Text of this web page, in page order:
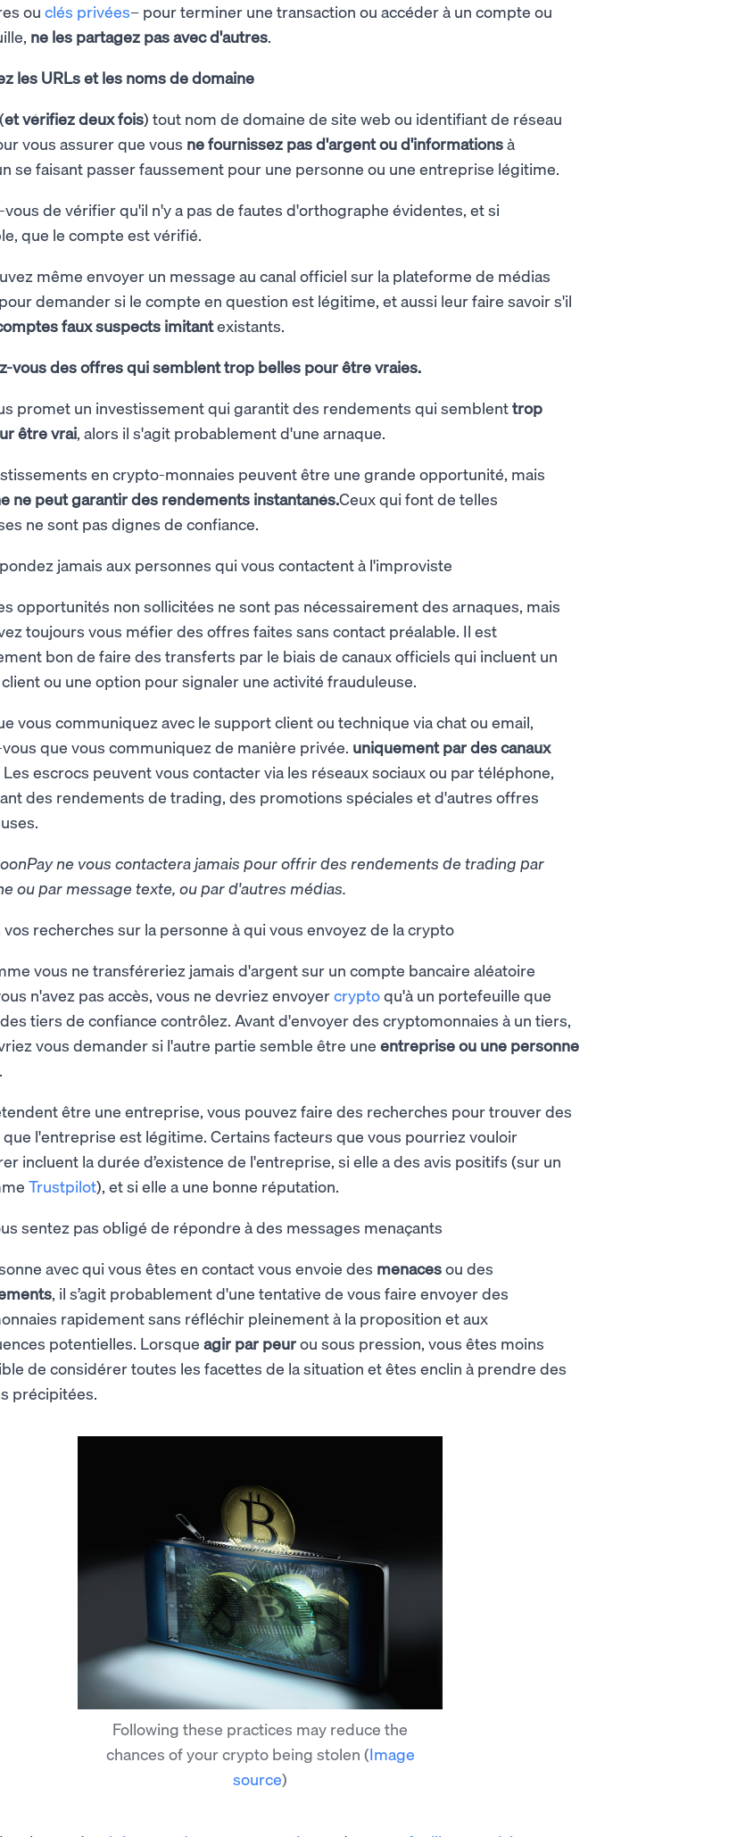
ou clés privées– pour terminer une transaction ou accéder à un compte ou
ne les partagez pas avec d'autres.
les URLs et les noms de domaine
et vérifiez deux fois) tout nom de domaine de site web ou identifiant de réseau
vous assurer que vous ne fournissez pas d'argent ou d'informationsà
se faisant passer faussement pour une personne ou une entreprise légitime.
de vérifier qu'il n'y a pas de fautes d'orthographe évidentes, et si
que le compte est vérifié.
même envoyer un message au canal officiel sur la plateforme de médias
demander si le compte en question est légitime, et aussi leur faire savoir s'il
faux suspects imitantexistants.
vous des offres qui semblent trop belles pour être vraies.
promet un investissement qui garantit des rendements qui semblenttrop
être vrai, alors il s'agit probablement d'une arnaque.
en crypto-monnaies peuvent être une grande opportunité, mais
ne peut garantir des rendements instantanés.Ceux qui font de telles
ne sont pas dignes de confiance.
jamais aux personnes qui vous contactent à l'improviste
opportunités non sollicitées ne sont pas nécessairement des arnaques, mais
toujours vous méfier des offres faites sans contact préalable. Il est
bon de faire des transferts par le biais de canaux officiels qui incluent un
ou une option pour signaler une activité frauduleuse.
vous communiquez avec le support client ou technique via chat ou email,
que vous communiquez de manière privée. uniquement par des canaux
Les escrocs peuvent vous contacter via les réseaux sociaux ou par téléphone,
des rendements de trading, des promotions spéciales et d'autres offres
ne vous contactera jamais pour offrir des rendements de trading par
ou par message texte, ou par d'autres médias.
vos recherches sur la personne à qui vous envoyez de la crypto
vous ne transféreriez jamais d'argent sur un compte bancaire aléatoire
n'avez pas accès, vous ne devriez envoyercryptoqu'à un portefeuille que
tiers de confiance contrôlez. Avant d'envoyer des cryptomonnaies à un tiers,
vous demander si l'autre partie semble être une entreprise ou une personne
.
être une entreprise, vous pouvez faire des recherches pour trouver des
l'entreprise est légitime. Certains facteurs que vous pourriez vouloir
incluent la durée d’existence de l'entreprise, si elle a des avis positifs (sur un
Trustpilot), et si elle a une bonne réputation.
sentez pas obligé de répondre à des messages menaçants
avec qui vous êtes en contact vous envoie des menacesou des
, il s’agit probablement d'une tentative de vous faire envoyer des
rapidement sans réfléchir pleinement à la proposition et aux
potentielles. Lorsque agir par peurou sous pression, vous êtes moins
de considérer toutes les facettes de la situation et êtes enclin à prendre des
précipitées.
Following these practices may reduce the
chances of your crypto being stolen (Image
source)